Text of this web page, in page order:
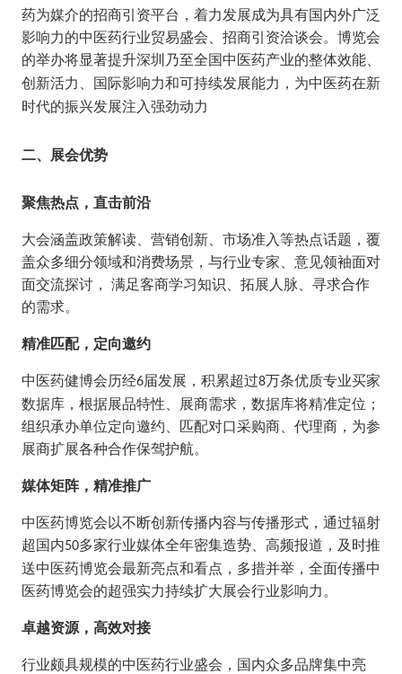
药为媒介的招商引资平台，着力发展成为具有国内外广泛
影响力的中医药行业贸易盛会、招商引资洽谈会。 博览会
的举办将显著提升深圳乃至全国中医药产业的整体效能、
创新活力、国际影响力和可持续发展能力，为中医药在新
时代的振兴发展注入强劲动力
二、 展会优势
聚焦热点，直击前沿
大会涵盖政策解读、营销创新、市场准入等热点话题，覆
盖众多细分领域和消费场景，与行业专家、意见领袖面对
面交流探讨，
满足客商学习知识、拓展人脉、寻求合作
的需求。
精准匹配，定向邀约
中医药健博会历经6届发展，积累超过8万条优质专业买家
数据库，根据展品特性、展商需求，数据库将精准定位；
组织承办单位定向邀约、匹配对口采购商、代理商，为参
展商扩展各种合作保驾护航。
媒体矩阵，精准推广
中医药博览会以不断创新传播内容与传播形式，通过辐射
超国内50多家行业媒体全年密集造势、高频报道，及时推
送中医药博览会最新亮点和看点，多措并举，全面传播中
医药博览会的超强实力持续扩大展会行业影响力。
卓越资源，高效对接
行业颇具规模的中医药行业盛会，国内众多品牌集中亮